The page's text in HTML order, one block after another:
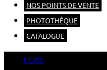
NOS POINTS DE VENTE
PHOTOTHÈQUE
CATALOGUE
DEVIS